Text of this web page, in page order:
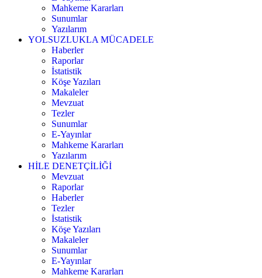
Mahkeme Kararları
Sunumlar
Yazılarım
YOLSUZLUKLA MÜCADELE
Haberler
Raporlar
İstatistik
Köşe Yazıları
Makaleler
Mevzuat
Tezler
Sunumlar
E-Yayınlar
Mahkeme Kararları
Yazılarım
HİLE DENETÇİLİĞİ
Mevzuat
Raporlar
Haberler
Tezler
İstatistik
Köşe Yazıları
Makaleler
Sunumlar
E-Yayınlar
Mahkeme Kararları